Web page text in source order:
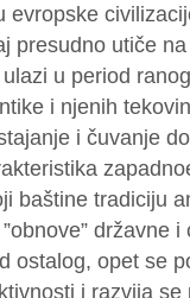
evropske
presudno utiče
u period
i njenih
i čuvanje
baštine tradiciju
državne
ostalog, opet se
i razvija